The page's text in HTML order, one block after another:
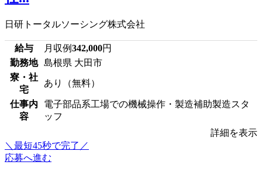
日研トータルソーシング株式会社
給与 月収例342,000円
勤務地 島根県 大田市
寮・社
宅
あり（無料）
仕事内
容
電子部品系工場での機械操作・製造補助製造スタ
ッフ
詳細を表示
＼最短45秒で完了／
応募へ進む